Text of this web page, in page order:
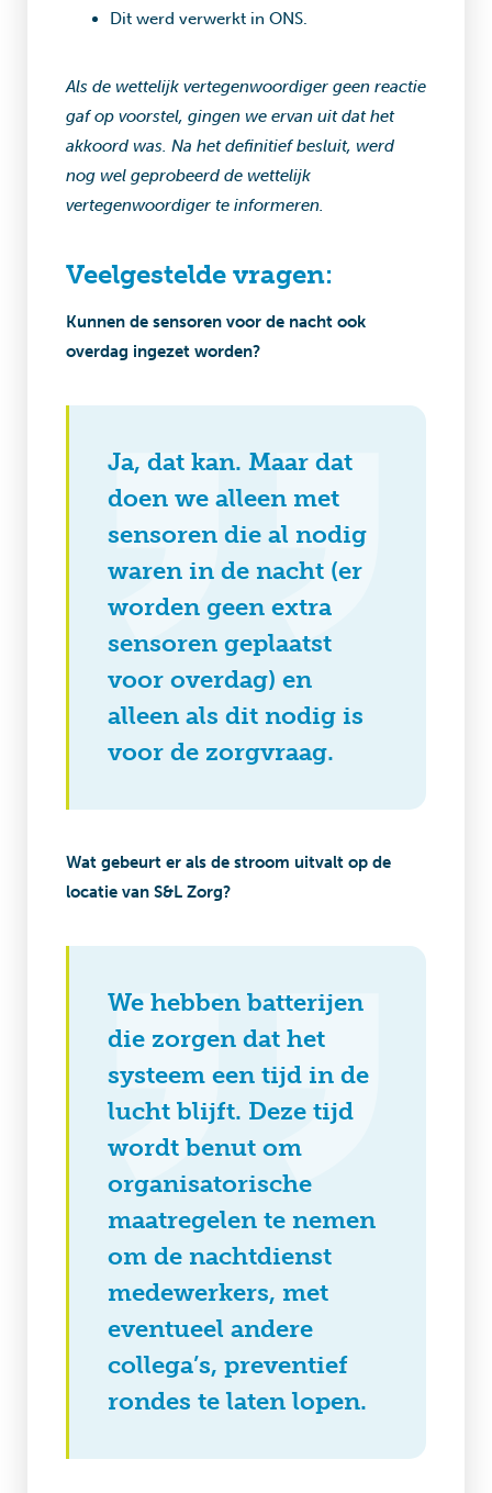
Dit werd verwerkt in ONS.
Als de wettelijk vertegenwoordiger geen reactie
gaf op voorstel, gingen we ervan uit dat het
akkoord was. Na het definitief besluit, werd
nog wel geprobeerd de wettelijk
vertegenwoordiger te informeren.
Veelgestelde vragen:
Kunnen de sensoren voor de nacht ook
overdag ingezet worden?
Ja, dat kan. Maar dat
doen we alleen met
sensoren die al nodig
waren in de nacht (er
worden geen extra
sensoren geplaatst
voor overdag) en
alleen als dit nodig is
voor de zorgvraag.
Wat gebeurt er als de stroom uitvalt op de
locatie van S&L Zorg?
We hebben batterijen
die zorgen dat het
systeem een tijd in de
lucht blijft. Deze tijd
wordt benut om
organisatorische
maatregelen te nemen
om de nachtdienst
medewerkers, met
eventueel andere
collega’s, preventief
rondes te laten lopen.